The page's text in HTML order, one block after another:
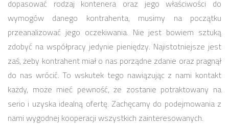
dopasować rodzaj kontenera oraz jego właściwości do
wymogów danego kontrahenta, musimy na początku
przeanalizować jego oczekiwania. Nie jest bowiem sztuką
zdobyć na współpracy jedynie pieniędzy. Najistotniejsze jest
zaś, żeby kontrahent miał o nas porządne zdanie oraz pragnął
do nas wrócić. To wskutek tego nawiązując z nami kontakt
każdy, może mieć pewność, że zostanie potraktowany na
serio i uzyska idealną ofertę. Zachęcamy do podejmowania z
nami wygodnej kooperacji wszystkich zainteresowanych.